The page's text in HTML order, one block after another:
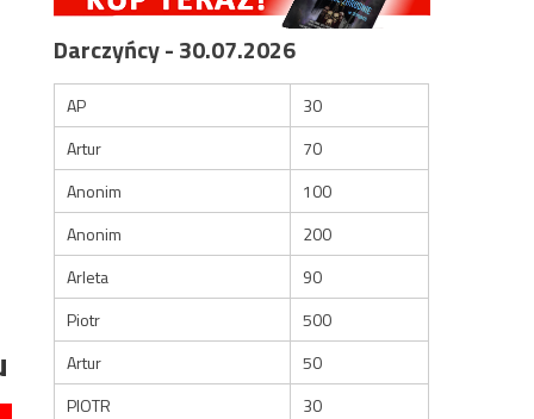
Darczyńcy - 30.07.2026
AP
30
Artur
70
Anonim
100
Anonim
200
Arleta
90
Piotr
500
Artur
50
PIOTR
30